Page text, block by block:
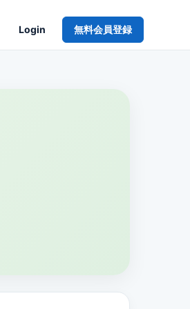
Login 無料会員登録